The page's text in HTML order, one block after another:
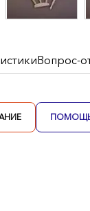
Вопрос-
ПОМОЩЬ